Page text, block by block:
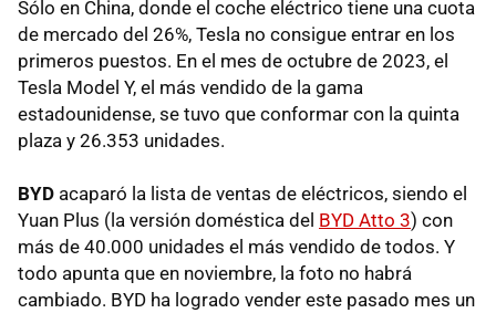
Sólo en China, donde el coche eléctrico tiene una cuota
de mercado del 26%, Tesla no consigue entrar en los
primeros puestos. En el mes de octubre de 2023, el
Tesla Model Y, el más vendido de la gama
estadounidense, se tuvo que conformar con la quinta
plaza y 26.353 unidades.
BYD acaparó la lista de ventas de eléctricos, siendo el
Yuan Plus (la versión doméstica del BYD Atto 3) con
más de 40.000 unidades el más vendido de todos. Y
todo apunta que en noviembre, la foto no habrá
cambiado. BYD ha logrado vender este pasado mes un